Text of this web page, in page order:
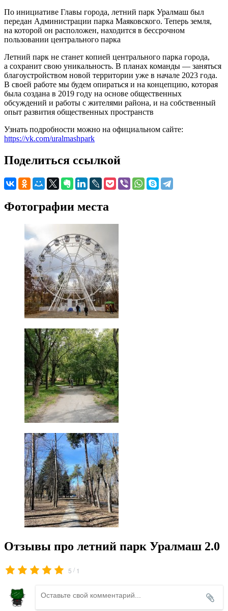
По инициативе Главы города, летний парк Уралмаш был
передан Администрации парка Маяковского. Теперь земля,
на которой он расположен, находится в бессрочном
пользовании центрального парка
Летний парк не станет копией центрального парка города,
а сохранит свою уникальность. В планах команды — заняться
благоустройством новой территории уже в начале 2023 года.
В своей работе мы будем опираться и на концепцию, которая
была создана в 2019 году на основе общественных
обсуждений и работы с жителями района, и на собственный
опыт развития общественных пространств
Узнать подробности можно на официальном сайте:
https://vk.com/uralmashpark
Поделиться ссылкой
Фотографии места
Отзывы про летний парк Уралмаш 2.0
5 / 1